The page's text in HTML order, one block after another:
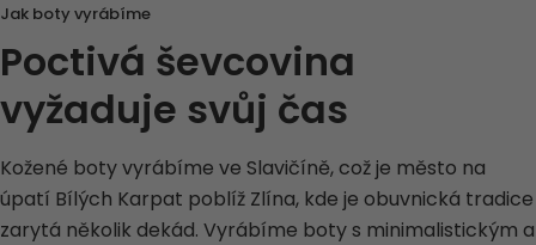
Jak boty vyrábíme
Poctivá ševcovina
vyžaduje svůj čas
Kožené boty vyrábíme ve Slavičíně, což je město na
úpatí Bílých Karpat poblíž Zlína, kde je obuvnická tradice
zarytá několik dekád. Vyrábíme boty s minimalistickým a